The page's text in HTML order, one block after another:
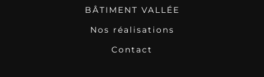
Rénovation maison Saint-Nazaire
Rénovation maison Mesquer
Rénovation maison Saint-André-des-Eaux
BÂTIMENT VALLÉE
Nos réalisations
Contact